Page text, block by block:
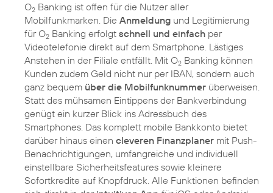
O2 Banking ist offen für die Nutzer aller
Mobilfunkmarken. Die Anmeldung und Legitimierung
für O2 Banking erfolgt schnell und einfach per
Videotelefonie direkt auf dem Smartphone. Lästiges
Anstehen in der Filiale entfällt. Mit O2 Banking können
Kunden zudem Geld nicht nur per IBAN, sondern auch
ganz bequem über die Mobilfunknummer überweisen.
Statt des mühsamen Eintippens der Bankverbindung
genügt ein kurzer Blick ins Adressbuch des
Smartphones. Das komplett mobile Bankkonto bietet
darüber hinaus einen cleveren Finanzplaner mit Push-
Benachrichtigungen, umfangreiche und individuell
einstellbare Sicherheitsfeatures sowie kleinere
Sofortkredite auf Knopfdruck. Alle Funktionen befinden